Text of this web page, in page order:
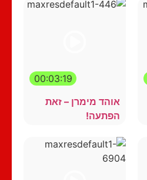
00:03:19
אוהד מימרן – זאת
הפתעה!